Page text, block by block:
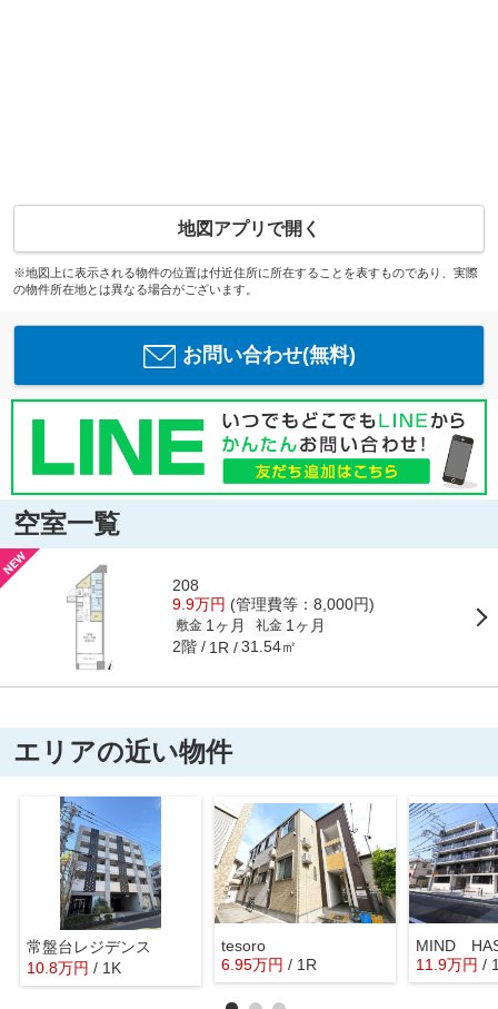
地図アプリで開く
※地図上に表示される物件の位置は付近住所に所在することを表すものであり、実際
の物件所在地とは異なる場合がございます。
お問い合わせ(無料)
空室一覧
208
9.9万円 (管理費等：8,000円)
敷金 1ヶ月 礼金 1ヶ月
2階 1R 31.54㎡
エリアの近い物件
常盤台レジデンス
10.8万円 / 1K
tesoro
6.95万円 / 1R
MIND
11.9万円 /